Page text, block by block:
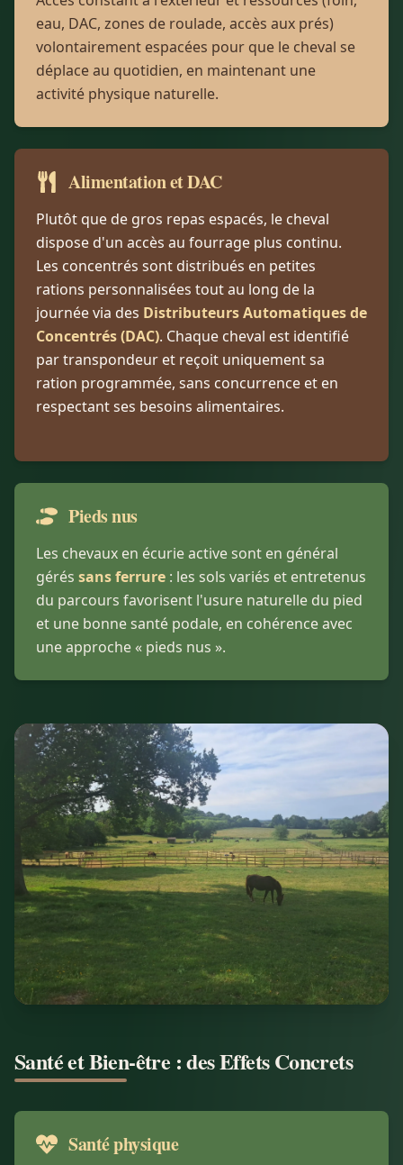
eau, DAC, zones de roulade, accès aux prés)
volontairement espacées pour que le cheval se
déplace au quotidien, en maintenant une
activité physique naturelle.
Alimentation et DAC
Plutôt que de gros repas espacés, le cheval
dispose d'un accès au fourrage plus continu.
Les concentrés sont distribués en petites
rations personnalisées tout au long de la
journée via des Distributeurs Automatiques de
Concentrés (DAC). Chaque cheval est identifié
par transpondeur et reçoit uniquement sa
ration programmée, sans concurrence et en
respectant ses besoins alimentaires.
Pieds nus
Les chevaux en écurie active sont en général
gérés sans ferrure : les sols variés et entretenus
du parcours favorisent l'usure naturelle du pied
et une bonne santé podale, en cohérence avec
une approche « pieds nus ».
Santé et Bien-être : des Effets Concrets
Santé physique